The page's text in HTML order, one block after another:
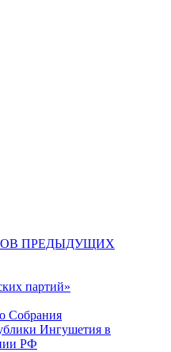
ПРЕДЫДУЩИХ
партий»
Собрания
Ингушетия в
РФ